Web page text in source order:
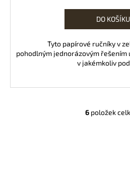
DO KOŠÍKU
Tyto papírové ručníky v
pohodlným jednorázovým řešením
v jakémkoliv
O
6 položek